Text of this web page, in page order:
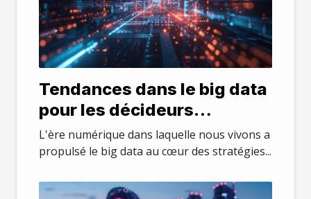
Tendances dans le big data
pour les décideurs
Stratégies pour transformer
les données en décisions
L'ère numérique dans laquelle nous vivons a
propulsé le big data au cœur des stratégies...